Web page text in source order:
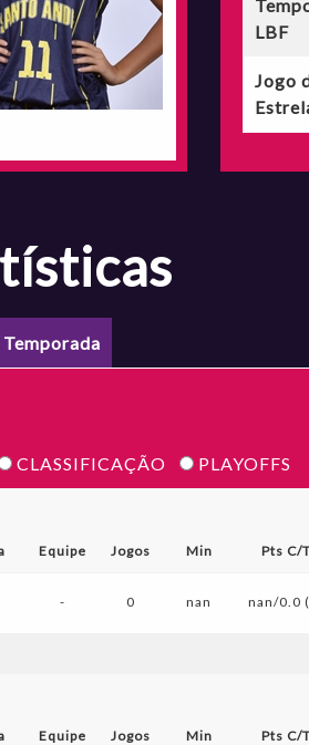
LBF
Jogo
Temporada
CLASSIFICAÇÃO PLAYOFFS
Equipe Jogos Min Pts C/
- 0 nan nan/0.0
Equipe Jogos Min Pts C/